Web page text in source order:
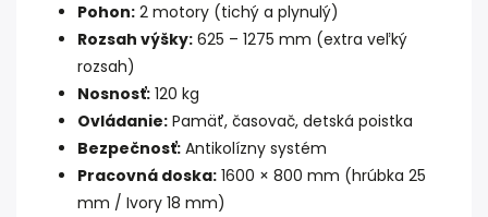
Pohon: 2 motory (tichý a plynulý)
Rozsah výšky: 625 – 1275 mm (extra veľký
rozsah)
Nosnosť: 120 kg
Ovládanie: Pamäť, časovač, detská poistka
Bezpečnosť: Antikolízny systém
Pracovná doska: 1600 × 800 mm (hrúbka 25
mm / Ivory 18 mm)